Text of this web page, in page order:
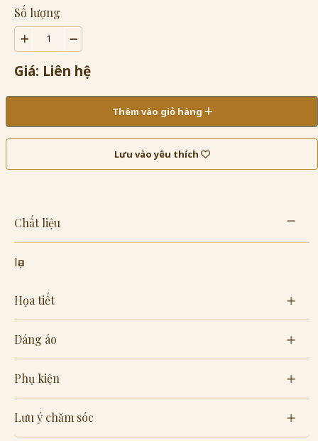
Số lượng
Giá: Liên hệ
Thêm vào giỏ hàng
Lưu vào yêu thích
Chất liệu
lụa
Họa tiết
Dáng áo
Phụ kiện
Lưu ý chăm sóc